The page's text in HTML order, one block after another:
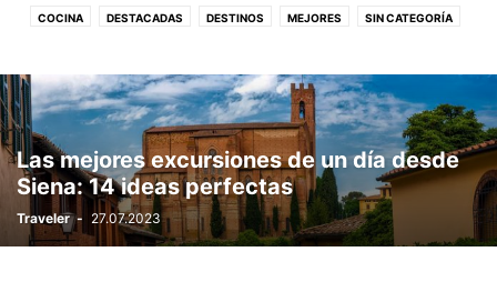
COCINA DESTACADAS DESTINOS MEJORES SIN CATEGORÍA
Las mejores excursiones de un día desde
Siena: 14 ideas perfectas
Traveler - 27.07.2023